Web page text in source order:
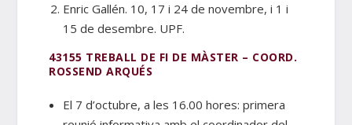
Enric Gallén. 10, 17 i 24 de novembre, i 1 i
15 de desembre. UPF.
43155 TREBALL DE FI DE MÀSTER – COORD.
ROSSEND ARQUÉS
El 7 d’octubre, a les 16.00 hores: primera